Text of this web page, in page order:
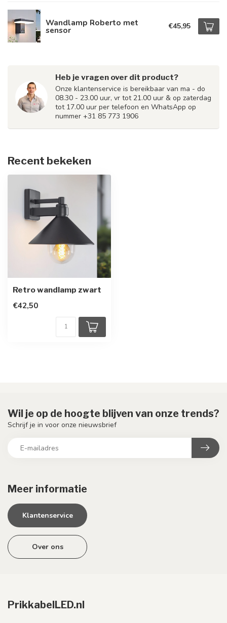
Wandlamp Roberto met
sensor €45,95
Heb je vragen over dit product?
Onze klantenservice is bereikbaar van ma - do
08.30 - 23.00 uur, vr tot 21.00 uur & op zaterdag
tot 17.00 uur per telefoon en WhatsApp op
nummer +31 85 773 1906
Recent bekeken
Retro wandlamp zwart
€42,50
Meer informatie
Klantenservice
Over ons
Wil je op de hoogte blijven van onze trends?
Schrijf je in voor onze nieuwsbrief
PrikkabelLED.nl